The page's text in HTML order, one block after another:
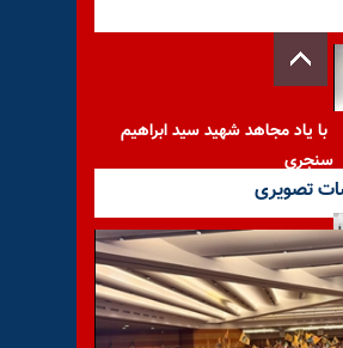
با یاد مجاهد شهید سید ابراهیم
سنجری
آسوشیتدپرس: تخلیه مواضع
شبه‌نظامیان وابسته به رژیم ایران
تصویری